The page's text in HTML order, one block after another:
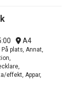
A4
plats, Annat,
effekt, Appar,